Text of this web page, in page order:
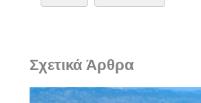
Σχετικά Άρθρα